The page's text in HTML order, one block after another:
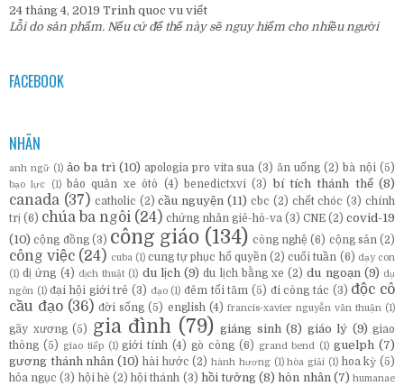
24 tháng 4, 2019 Trinh quoc vu viết
Lỗi do sản phẩm. Nếu cứ để thế này sẽ nguy hiểm cho nhiều người
FACEBOOK
NHÃN
anh ngữ (1) ảo ba trì (10) apologia pro vita sua (3) ăn uống (2) bà nội (5)
bạo lực (1) bảo quản xe ôtô (4) benedictxvi (3) bí tích thánh thể (8)
canada (37) catholic (2) cầu nguyện (11) cbc (2) chết chóc (3) chính
trị (6) chúa ba ngôi (24) chứng nhân giê-hô-va (3) CNE (2) covid-19
(10) cộng đồng (3) công giáo (134) công nghệ (6) cộng sản (2)
công việc (24) cuba (1) cung tự phục hổ quyền (2) cuối tuần (6) dạy con
(1) dị ứng (4) dịch thuật (1) du lịch (9) du lịch bằng xe (2) du ngoạn (9) dụ
ngôn (1) đại hội giới trẻ (3) đạo (1) đêm tối tăm (5) đi công tác (3) độc cô
cầu đạo (36) đời sống (5) english (4) francis-xavier nguyễn văn thuận (1)
gãy xương (5) gia đình (79) giáng sinh (8) giáo lý (9) giao
thông (5) giao tiếp (1) giới tính (4) gò công (6) grand bend (1) guelph (7)
gương thánh nhân (10) hài hước (2) hành hương (1) hòa giải (1) hoa kỳ (5)
hỏa ngục (3) hội hè (2) hội thánh (3) hồi tưởng (8) hôn nhân (7) humanae